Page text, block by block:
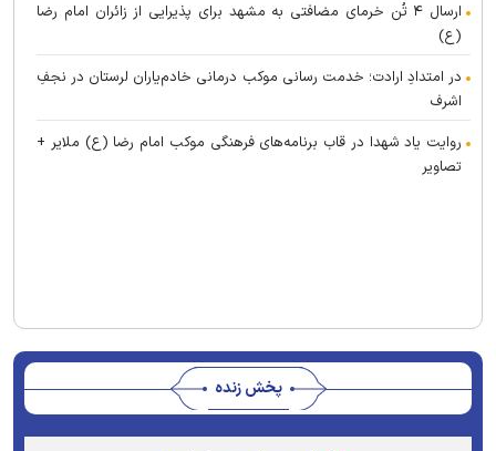
ارسال ۴ تُن خرمای مضافتی به مشهد برای پذیرایی از زائران امام رضا
(ع)
در امتدادِ ارادت؛ خدمت رسانی موکب درمانی خادم‌یاران لرستان در نجفِ
اشرف
روایت یاد شهدا در قاب برنامه‌های فرهنگی موکب امام رضا (ع) ملایر +
تصاویر
پخش زنده